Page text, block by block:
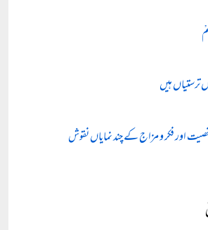
ترستیاں ہیں
اور فکر و مزاج کے چند نمایاں نقوش